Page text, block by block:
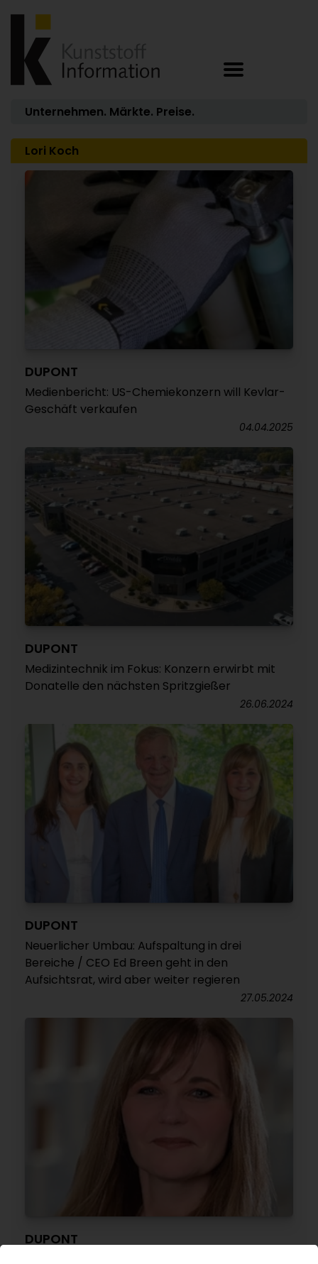
Unternehmen. Märkte. Preise.
Lori Koch
DUPONT
Medienbericht: US-Chemiekonzern will Kevlar-
Geschäft verkaufen
04.04.2025
DUPONT
Medizintechnik im Fokus: Konzern erwirbt mit
Donatelle den nächsten Spritzgießer
26.06.2024
DUPONT
Neuerlicher Umbau: Aufspaltung in drei
Bereiche / CEO Ed Breen geht in den
Aufsichtsrat, wird aber weiter regieren
27.05.2024
DUPONT